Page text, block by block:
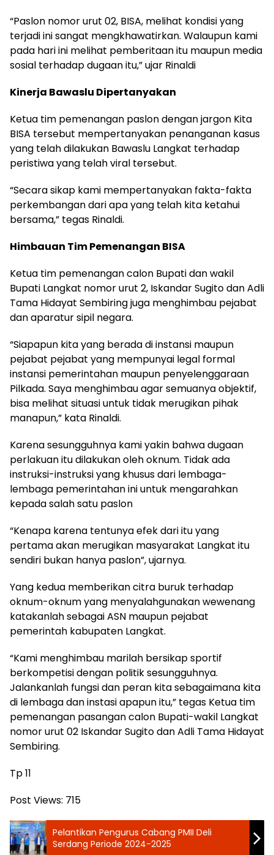
“Paslon nomor urut 02, BISA, melihat kondisi yang
terjadi ini sangat mengkhawatirkan. Walaupun kami
pada hari ini melihat pemberitaan itu maupun media
sosial terhadap dugaan itu,” ujar Rinaldi
Kinerja Bawaslu Dipertanyakan
Ketua tim pemenangan paslon dengan jargon Kita
BISA tersebut mempertanyakan penanganan kasus
yang telah dilakukan Bawaslu Langkat terhadap
peristiwa yang telah viral tersebut.
“Secara sikap kami mempertanyakan fakta-fakta
perkembangan dari apa yang telah kita ketahui
bersama,” tegas Rinaldi.
Himbauan Tim Pemenangan BISA
Ketua tim pemenangan calon Bupati dan wakil
Bupati Langkat nomor urut 2, Iskandar Sugito dan Adli
Tama Hidayat Sembiring juga menghimbau pejabat
dan aparatur sipil negara.
“Siapapun kita yang berada di instansi maupun
pejabat pejabat yang mempunyai legal formal
instansi pemerintahan maupun penyelenggaraan
Pilkada. Saya menghimbau agar semuanya objektif,
bisa melihat situasi untuk tidak merugikan pihak
manapun,” kata Rinaldi.
Karena sesungguhnya kami yakin bahwa dugaan
perlakuan itu dilakukan oleh oknum. Tidak ada
instruksi-instruksi yang khusus dari lembaga-
lembaga pemerintahan ini untuk mengarahkan
kepada salah satu paslon
“Kenapa karena tentunya efek dari itu yang
pertama akan merugikan masyarakat Langkat itu
sendiri bukan hanya paslon”, ujarnya.
Yang kedua memberikan citra buruk terhadap
oknum-oknum yang menyalahgunakan wewenang
katakanlah sebagai ASN maupun pejabat
pemerintah kabupaten Langkat.
“Kami menghimbau marilah bersikap sportif
berkompetisi dengan politik sesungguhnya.
Jalankanlah fungsi dan peran kita sebagaimana kita
di lembaga dan instasi apapun itu,” tegas Ketua tim
pemenangan pasangan calon Bupati-wakil Langkat
nomor urut 02 Iskandar Sugito dan Adli Tama Hidayat
Sembiring.
Tp 11
Post Views: 715
Pelantikan Pengurus Cabang PMII Deli
Serdang Periode 2024-2025